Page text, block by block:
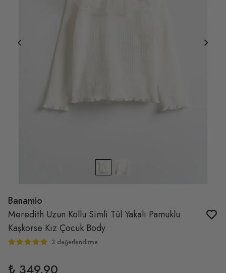
Banamio
Meredith Uzun Kollu Simli Tül Yakalı Pamuklu
Kaşkorse Kız Çocuk Body
3 değerlendirme
₺ 349.90